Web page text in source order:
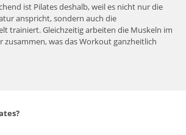
ist Pilates deshalb, weil es nicht nur die
anspricht, sondern auch die
trainiert. Gleichzeitig arbeiten die Muskeln im
was das Workout ganzheitlich